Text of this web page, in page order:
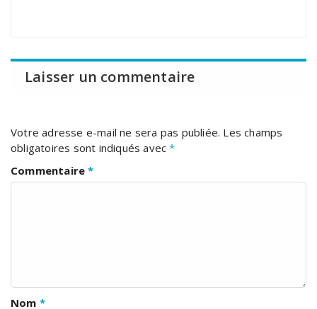
Laisser un commentaire
Votre adresse e-mail ne sera pas publiée. Les champs
obligatoires sont indiqués avec*
Commentaire*
Nom *